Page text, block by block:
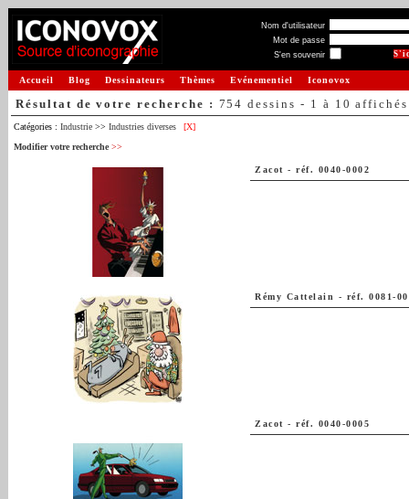
Nom d'utilisateur
Mot de passe
S'en souvenir
Accueil Blog Dessinateurs Thèmes Evénementiel Iconovox
Résultat de votre recherche : 754 dessins - 1 à 10 affichés
Catégories : Industrie >> Industries diverses
[X]
Modifier votre recherche >>
Zacot - réf. 0040-0002
Rémy Cattelain - réf. 0081-
Zacot - réf. 0040-0005